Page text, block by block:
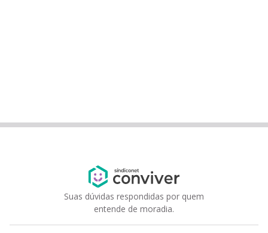
Suas dúvidas respondidas por quem
entende de moradia.